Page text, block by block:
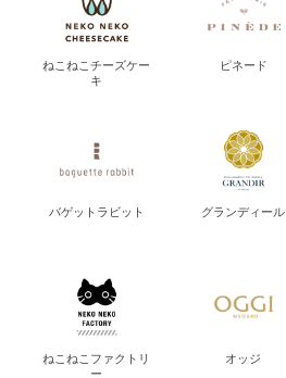
ねこねこチーズケー
キ
ピネード
バゲットラビット グランディール
ねこねこファクトリ
ー
オッジ